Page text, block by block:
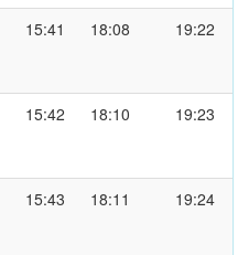
15:41 18:08 19:22
15:42 18:10 19:23
15:43 18:11 19:24